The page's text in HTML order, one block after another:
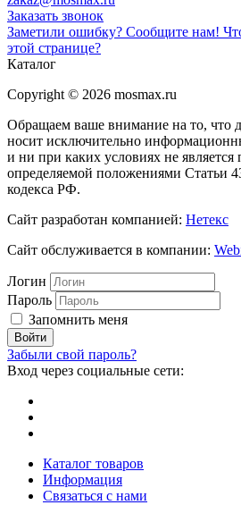
Заказать звонок
Заметили ошибку? Сообщите нам!
этой странице?
Каталог
Copyright © 2026 mosmax.ru
Обращаем ваше внимание на то, что
носит исключительно
и ни при каких условиях не
определяемой положениями Статьи
кодекса РФ.
Сайт разработан компанией: Нетекс
Сайт обслуживается в компании:
Логин
Пароль
Запомнить меня
Забыли свой пароль?
Вход через социальные сети:
Каталог товаров
Информация
Связаться с нами